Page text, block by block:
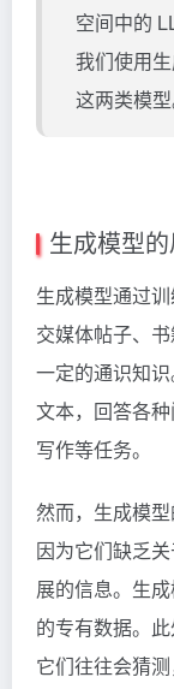
空间中的
我们使用
这两类模型
生成模型
生成模型通过
交媒体帖子、
一定的通识知
文本，回答各
写作等任务。
然而，生成模
因为它们缺乏
展的信息。生
的专有数据。
它们往往会猜